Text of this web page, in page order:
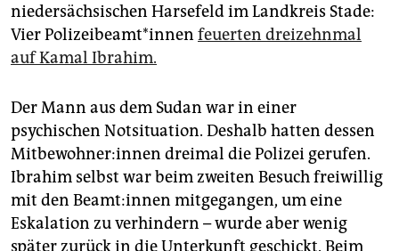
niedersächsischen Harsefeld im Landkreis Stade:
Vier Po­li­zei­be­am­t*in­nen feuerten dreizehnmal
auf Kamal Ibrahim.
Der Mann aus dem Sudan war in einer
psychischen Notsituation. Deshalb hatten dessen
Mit­be­woh­ne­r:in­nen dreimal die Polizei gerufen.
Ibrahim selbst war beim zweiten Besuch freiwillig
mit den Be­am­t:in­nen mitgegangen, um eine
Eskalation zu verhindern – wurde aber wenig
später zurück in die Unterkunft geschickt. Beim